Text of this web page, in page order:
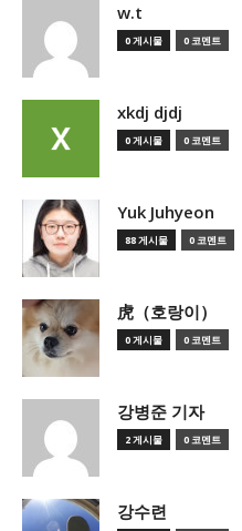
w.t
0 게시물 0 코멘트
xkdj djdj
0 게시물 0 코멘트
Yuk Juhyeon
88 게시물 0 코멘트
虎（호랑이）
0 게시물 0 코멘트
강병준 기자
2 게시물 0 코멘트
강수련